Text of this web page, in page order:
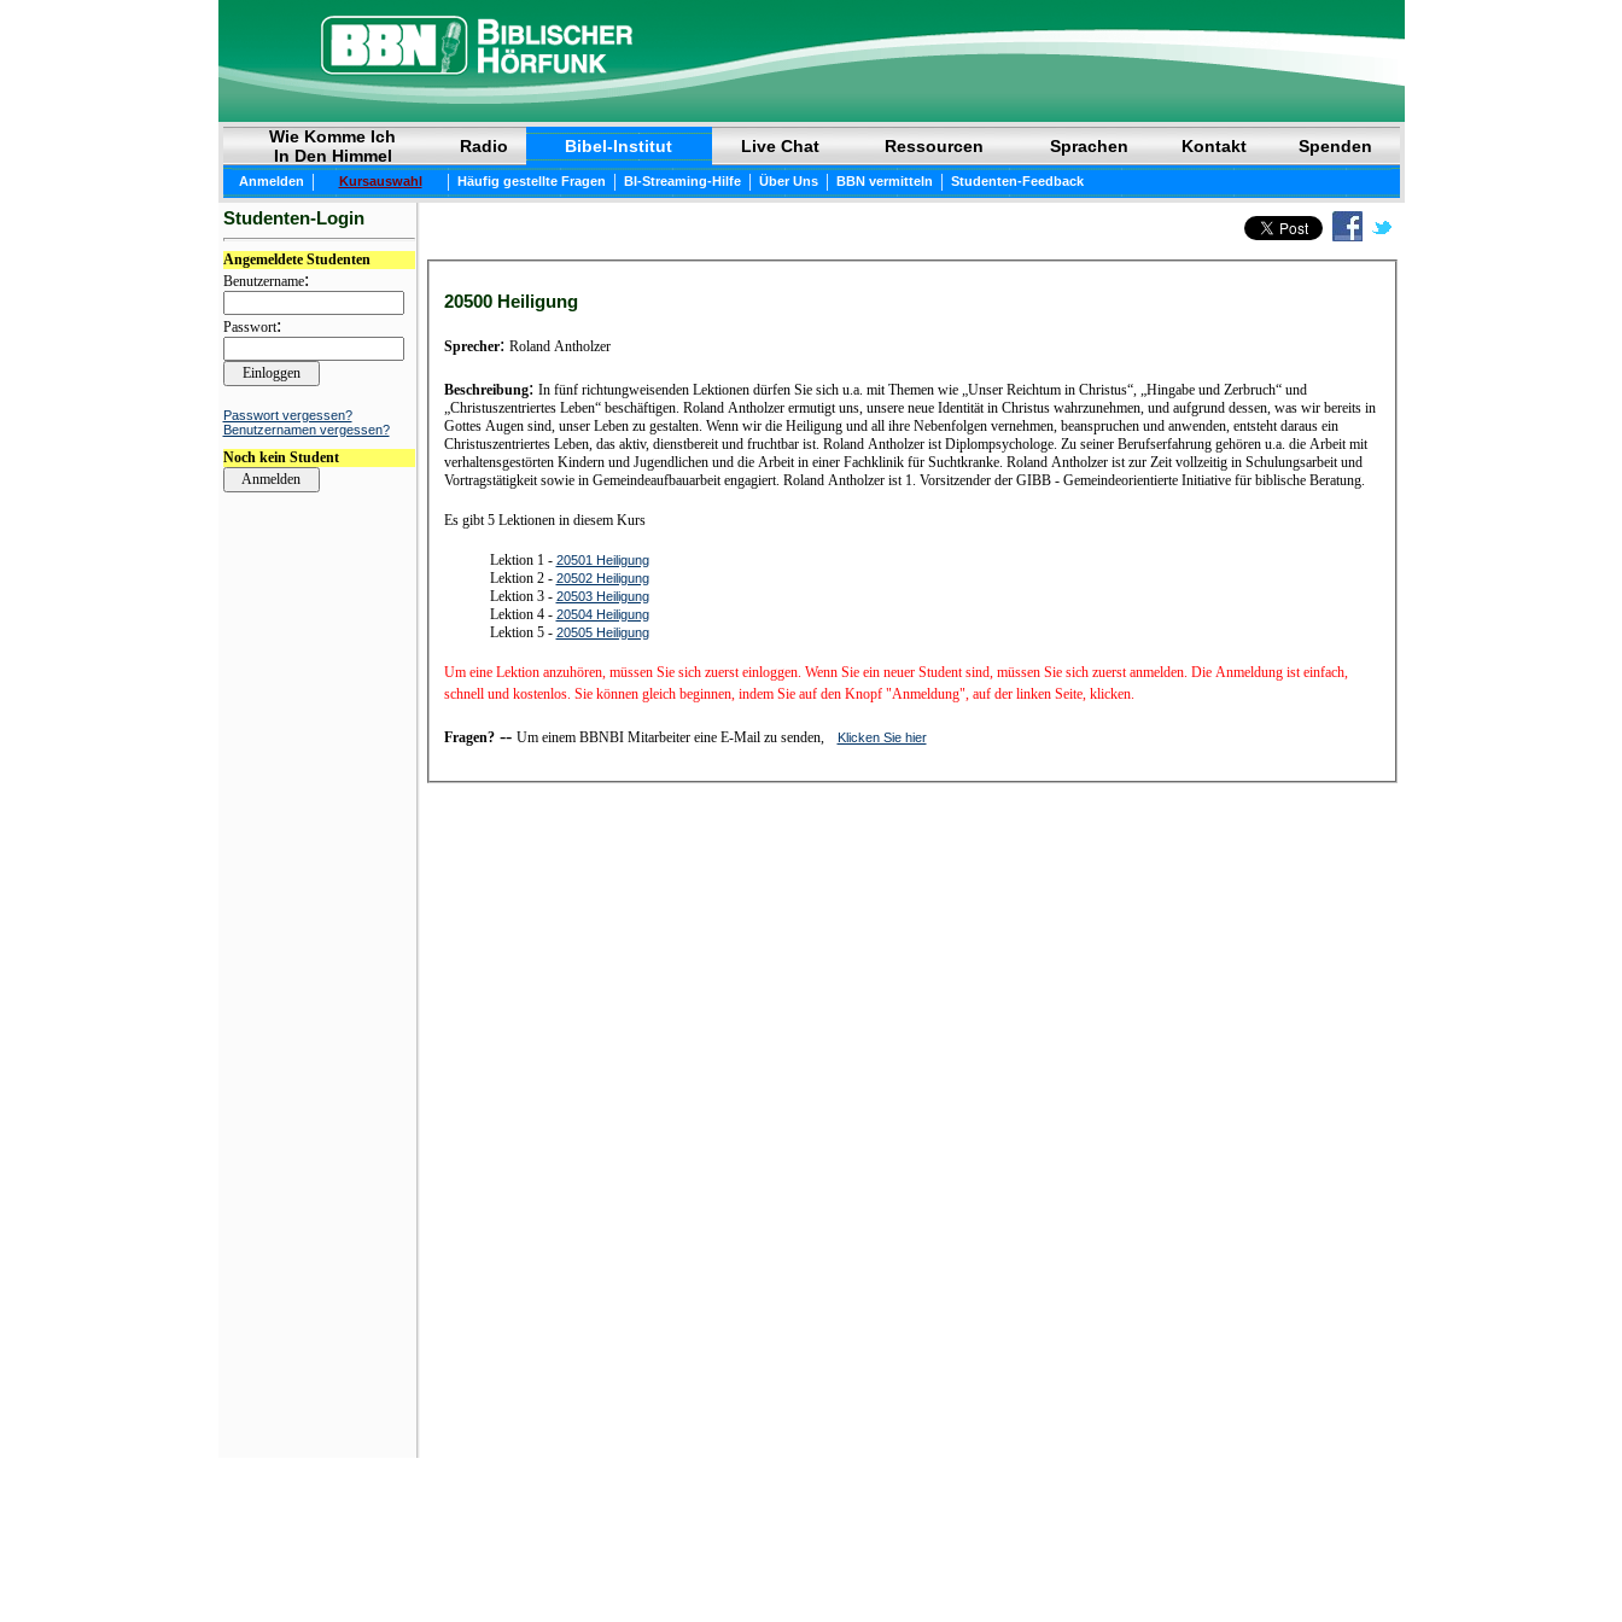
Wie Komme Ich
In Den Himmel
Radio Bibel-Institut Live Chat Ressourcen Sprachen Kontakt Spenden
Anmelden | Kursauswahl | Häufig gestellte Fragen | BI-Streaming-Hilfe | Über Uns | BBN vermitteln | Studenten-Feedback
Studenten-Login
Angemeldete Studenten
Benutzername:
Passwort:
Passwort vergessen?
Benutzernamen vergessen?
Noch kein Student
20500 Heiligung
Sprecher: Roland Antholzer
Beschreibung: In fünf richtungweisenden Lektionen dürfen Sie sich u.a. mit Themen wie „Unser Reichtum in Christus“, „Hingabe und Zerbruch“ und
„Christuszentriertes Leben“ beschäftigen. Roland Antholzer ermutigt uns, unsere neue Identität in Christus wahrzunehmen, und aufgrund dessen, was wir bereits in
Gottes Augen sind, unser Leben zu gestalten. Wenn wir die Heiligung und all ihre Nebenfolgen vernehmen, beanspruchen und anwenden, entsteht daraus ein
Christuszentriertes Leben, das aktiv, dienstbereit und fruchtbar ist. Roland Antholzer ist Diplompsychologe. Zu seiner Berufserfahrung gehören u.a. die Arbeit mit
verhaltensgestörten Kindern und Jugendlichen und die Arbeit in einer Fachklinik für Suchtkranke. Roland Antholzer ist zur Zeit vollzeitig in Schulungsarbeit und
Vortragstätigkeit sowie in Gemeindeaufbauarbeit engagiert. Roland Antholzer ist 1. Vorsitzender der GIBB - Gemeindeorientierte Initiative für biblische Beratung.
Es gibt 5 Lektionen in diesem Kurs
Lektion 1 - 20501 Heiligung
Lektion 2 - 20502 Heiligung
Lektion 3 - 20503 Heiligung
Lektion 4 - 20504 Heiligung
Lektion 5 - 20505 Heiligung
Um eine Lektion anzuhören, müssen Sie sich zuerst einloggen. Wenn Sie ein neuer Student sind, müssen Sie sich zuerst anmelden. Die Anmeldung ist einfach,
schnell und kostenlos. Sie können gleich beginnen, indem Sie auf den Knopf "Anmeldung", auf der linken Seite, klicken.
Fragen?-- Um einem BBNBI Mitarbeiter eine E-Mail zu senden, Klicken Sie hier